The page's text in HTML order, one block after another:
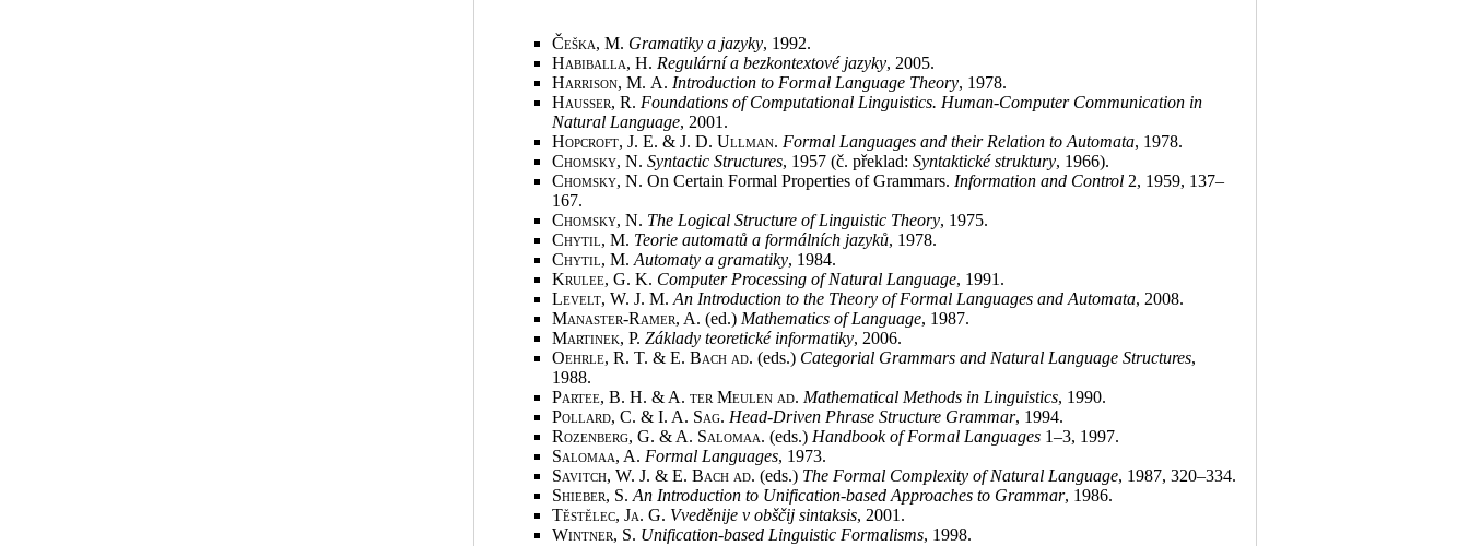
Češka, M. Gramatiky a jazyky, 1992.
Habiballa, H. Regulární a bezkontextové jazyky, 2005.
Harrison, M. A. Introduction to Formal Language Theory, 1978.
Hausser, R. Foundations of Computational Linguistics. Human-Computer Communication in
Natural Language, 2001 .
Hopcroft, J. E. & J. D. Ullman. Formal Languages and their Relation to Automata, 1978.
Chomsky, N.Syntactic Structures, 1957 (č. překlad:Syntaktické struktury, 1966).
Chomsky, N.On Certain Formal Properties of Grammars. Information and Control 2, 1959, 137–
167.
Chomsky, N. The Logical Structure of Linguistic Theory, 1975.
Chytil, M. Teorie automatů a formálních jazyků, 1978.
Chytil, M.Automaty a gramatiky, 1984.
Krulee, G.K. Computer Processing of Natural Language, 1991 .
Levelt, W.J. M.An Introduction to the Theory of Formal Languages and Automata, 2008.
Manaster-Ramer, A.(ed.) Mathematics of Language, 1987.
Martinek, P.Základy teoretické informatiky, 2006.
Oehrle, R. T. & E. Bach ad. (eds.) Categorial Grammars and Natural Language Structures,
1988.
Partee, B. H. & A. ter Meulen ad. Mathematical Methods in Linguistics, 1990.
Pollard, C. & I. A. Sag. Head-Driven Phrase Structure Grammar, 1994.
Rozenberg, G. & A. Salomaa. (eds.) Handbook of Formal Languages 1–3, 1997.
Salomaa, A. Formal Languages, 1973.
Savitch, W. J. & E. Bach ad. (eds.) The Formal Complexity of Natural Language, 1987, 320–334.
Shieber, S.An Introduction to Unification-based Approaches to Grammar, 1986.
Těstělec, Ja. G. Vveděnije v obščij sintaksis, 2001 .
Wintner, S. Unification-based Linguistic Formalisms, 1998.